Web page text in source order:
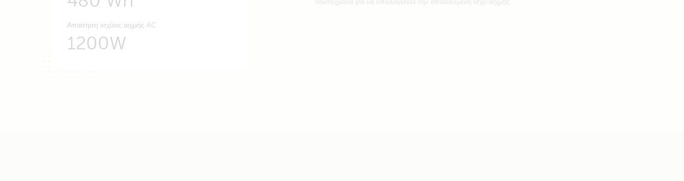
Απαίτηση ισχύος αιχμής AC
1200W
ταυτόχρονα για να υπολογίσετε την απαιτούμενη ισχύ αιχμής.